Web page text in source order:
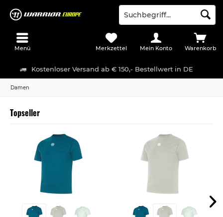
Kostenloser Versand ab € 150,- Bestellwert in DE
Menü Warenkorb
Merkzettel Mein Konto
Damen
Topseller